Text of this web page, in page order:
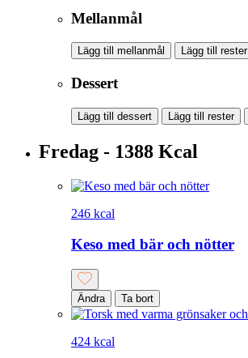
Mellanmål
Lägg till mellanmål Lägg till rester
Dessert
Lägg till dessert Lägg till rester
Fredag - 1388 Kcal
246 kcal
Keso med bär och nötter
Ändra Ta bort
424 kcal